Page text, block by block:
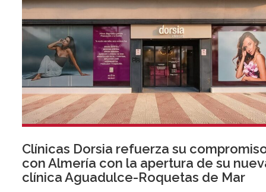
Clínicas Dorsia refuerza su
con Almería con la apertura de su
clínica Aguadulce-Roquetas de Mar